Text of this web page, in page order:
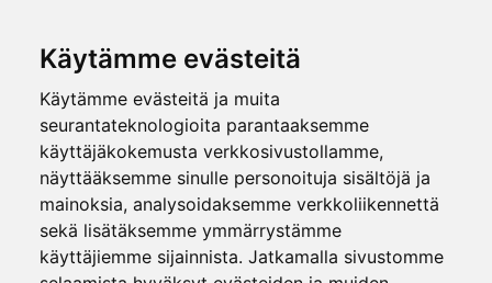
Käytämme evästeitä
Käytämme evästeitä ja muita
seurantateknologioita parantaaksemme
käyttäjäkokemusta verkkosivustollamme,
näyttääksemme sinulle personoituja sisältöjä ja
mainoksia, analysoidaksemme verkkoliikennettä
sekä lisätäksemme ymmärrystämme
käyttäjiemme sijainnista. Jatkamalla sivustomme